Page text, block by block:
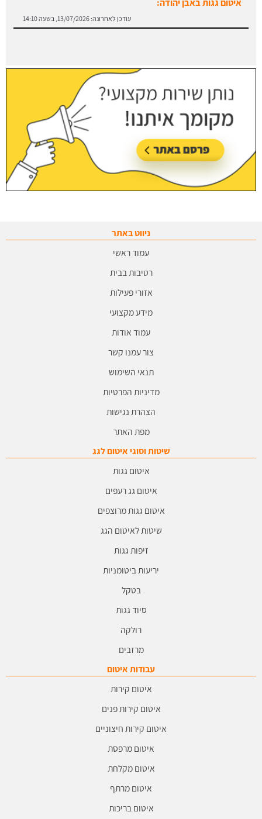
איטום גגות באבן יהודה:
עודכן לאחרונה: 13/07/2026, בשעה 14:10
ניווט באתר
עמוד ראשי
רטיבות בבית
אזורי פעילות
מידע מקצועי
עמוד אודות
צור עמנו קשר
תנאי השימוש
מדיניות הפרטיות
הצהרת נגישות
מפת האתר
שיטות וסוגי איטום לגג
איטום גגות
איטום גג רעפים
איטום גגות מרוצפים
שיטות לאיטום הגג
זיפות גגות
יריעות ביטומניות
בטקל
סיוד גגות
רולקה
מרזבים
עבודות איטום
איטום קירות
איטום קירות פנים
איטום קירות חיצוניים
איטום מרפסת
איטום מקלחת
איטום מרתף
איטום בריכות